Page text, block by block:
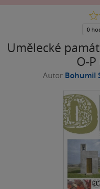
Umělecké
O-
Autor Bohumil
0.0
5
0